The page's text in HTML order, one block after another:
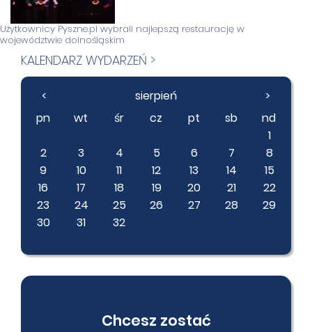
Użytkownicy Pyszne.pl wybrali najlepszą restaurację w
województwie dolnośląskim
KALENDARZ WYDARZEŃ >
< sierpień
>
pn
wt śr cz pt sb
nd
1
2
3 4 5 6 7
8
9
10 11 12 13 14
15
16
17 18 19 20 21
22
23
24 25 26 27 28
29
30
31 32
Chcesz zostać